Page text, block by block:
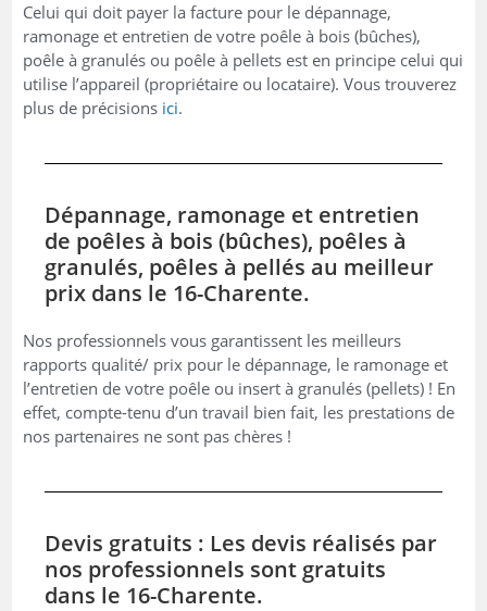
Celui qui doit payer la facture pour le dépannage,
ramonage et entretien de votre poêle à bois (bûches),
poêle à granulés ou poêle à pellets est en principe celui qui
utilise l’appareil (propriétaire ou locataire). Vous trouverez
plus de précisions ici.
Dépannage, ramonage et entretien
de poêles à bois (bûches), poêles à
granulés, poêles à pellés au meilleur
prix dans le 16-Charente.
Nos professionnels vous garantissent les meilleurs
rapports qualité/ prix pour le dépannage, le ramonage et
l’entretien de votre poêle ou insert à granulés (pellets) ! En
effet, compte-tenu d’un travail bien fait, les prestations de
nos partenaires ne sont pas chères !
Devis gratuits : Les devis réalisés par
nos professionnels sont gratuits
dans le 16-Charente.